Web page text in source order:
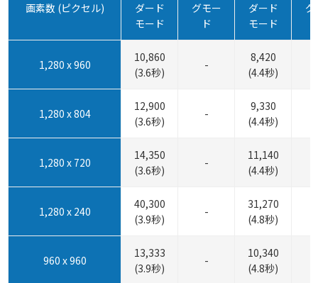
画素数 (ピクセル)
ダード
モード
グモー
ド
ダード
モード
グ
1,280 x 960
10,860
(3.6秒)
-
8,420
(4.4秒)
1,280 x 804
12,900
(3.6秒)
-
9,330
(4.4秒)
1,280 x 720
14,350
(3.6秒)
-
11,140
(4.4秒)
1,280 x 240
40,300
(3.9秒)
-
31,270
(4.8秒)
960 x 960
13,333
(3.9秒)
-
10,340
(4.8秒)